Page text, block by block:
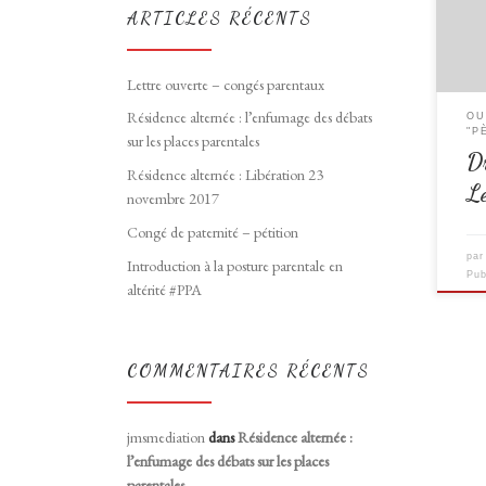
par
ARTICLES RÉCENTS
Lettre ouverte – congés parentaux
Résidence alternée : l’enfumage des débats
sur les places parentales
Résidence alternée : Libération 23
novembre 2017
Congé de paternité – pétition
Introduction à la posture parentale en
altérité #PPA
COMMENTAIRES RÉCENTS
jmsmediation dansRésidence alternée :
l’enfumage des débats sur les places